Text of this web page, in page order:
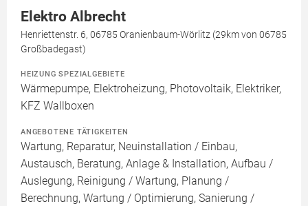
Elektro Albrecht
Henriettenstr. 6, 06785 Oranienbaum-Wörlitz (29km von 06785
Großbadegast)
HEIZUNG SPEZIALGEBIETE
Wärmepumpe, Elektroheizung, Photovoltaik, Elektriker,
KFZ Wallboxen
ANGEBOTENE TÄTIGKEITEN
Wartung, Reparatur, Neuinstallation / Einbau,
Austausch, Beratung, Anlage & Installation, Aufbau /
Auslegung, Reinigung / Wartung, Planung /
Berechnung, Wartung / Optimierung, Sanierung /